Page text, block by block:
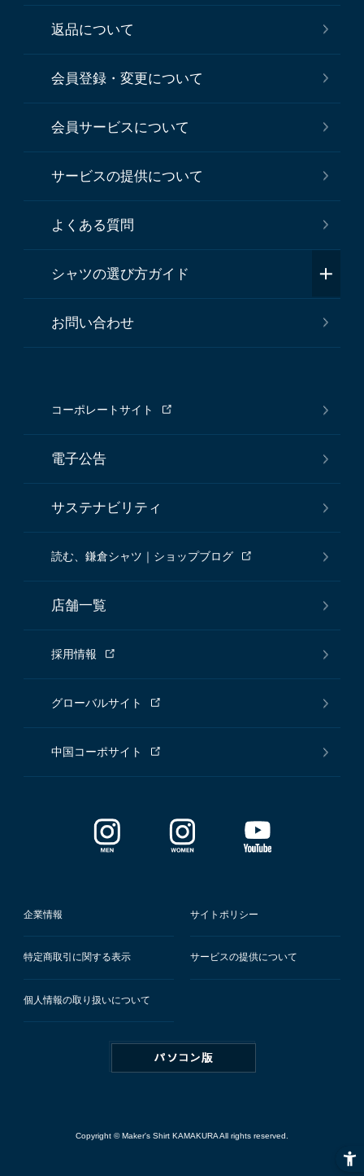
返品について
会員登録・変更について
会員サービスについて
サービスの提供について
よくある質問
シャツの選び方ガイド
お問い合わせ
コーポレートサイト
電子公告
サステナビリティ
読む、鎌倉シャツ｜ショップブログ
店舗一覧
採用情報
グローバルサイト
中国コーポサイト
企業情報 サイトポリシー
特定商取引に関する表示 サービスの提供について
個人情報の取り扱いについて
Copyright © Maker's Shirt KAMAKURA All rights reserved.